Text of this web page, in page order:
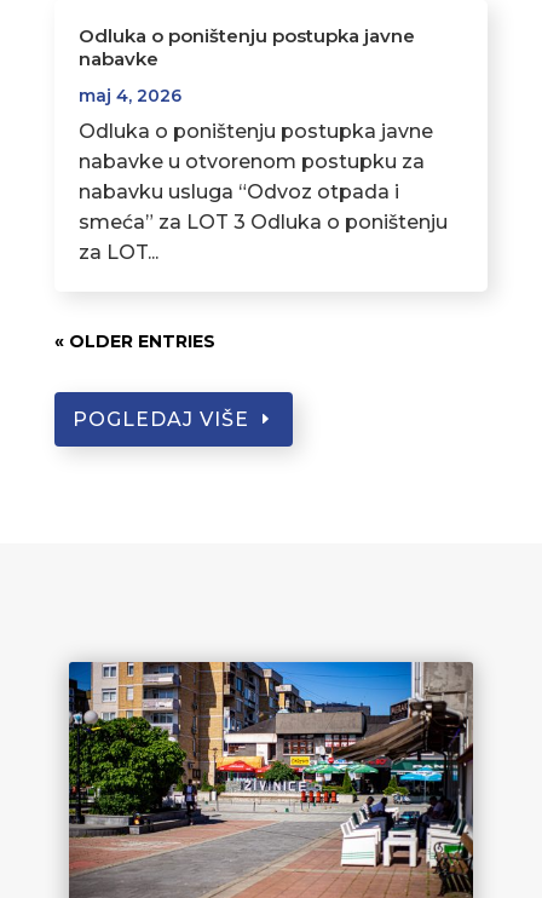
Odluka o poništenju postupka javne
nabavke
maj 4, 2026
Odluka o poništenju postupka javne
nabavke u otvorenom postupku za
nabavku usluga “Odvoz otpada i
smeća” za LOT 3 Odluka o poništenju
za LOT...
« OLDER ENTRIES
POGLEDAJ VIŠE